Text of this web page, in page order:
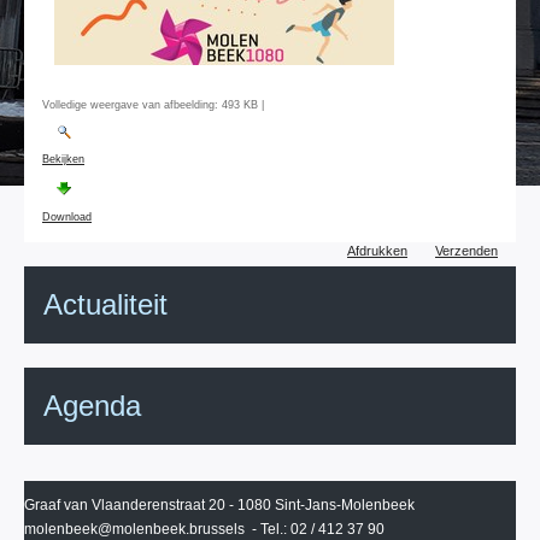
Volledige weergave van afbeelding: 493 KB
Bekijken
Download
Afdrukken Verzenden
Actualiteit
Agenda
Graaf van Vlaanderenstraat 20 - 1080 Sint-Jans-Molenbeek
molenbeek@molenbeek.brussels - Tel.: 02 / 412 37 90